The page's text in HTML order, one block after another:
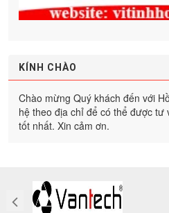
KÍNH CHÀO
Chào mừng Quý khách đến với
hệ theo địa chỉ để có thể được tư
tốt nhất. Xin cảm ơn.